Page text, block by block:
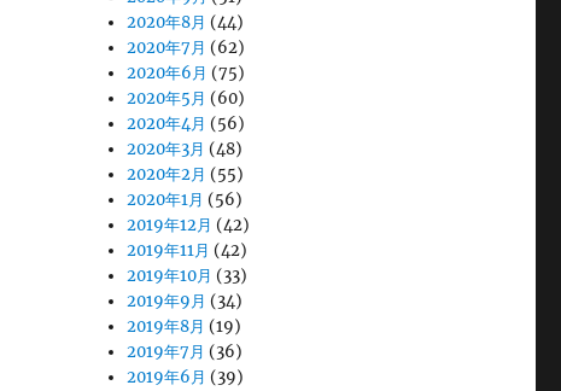
2020年8月 (44)
2020年7月 (62)
2020年6月 (75)
2020年5月 (60)
2020年4月 (56)
2020年3月 (48)
2020年2月 (55)
2020年1月 (56)
2019年12月 (42)
2019年11月 (42)
2019年10月 (33)
2019年9月 (34)
2019年8月 (19)
2019年7月 (36)
2019年6月 (39)